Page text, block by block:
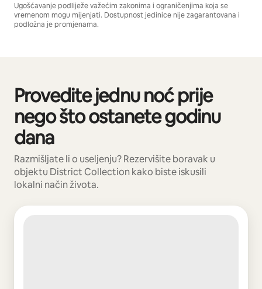
Ugošćavanje podliježe važećim zakonima i ograničenjima koja se
vremenom mogu mijenjati. Dostupnost jedinice nije zagarantovana i
podložna je promjenama.
Provedite jednu noć prije
nego što ostanete godinu
dana
Razmišljate li o useljenju? Rezervišite boravak u
objektu District Collection kako biste iskusili
lokalni način života.
Prikazano 0 od 0 stavki